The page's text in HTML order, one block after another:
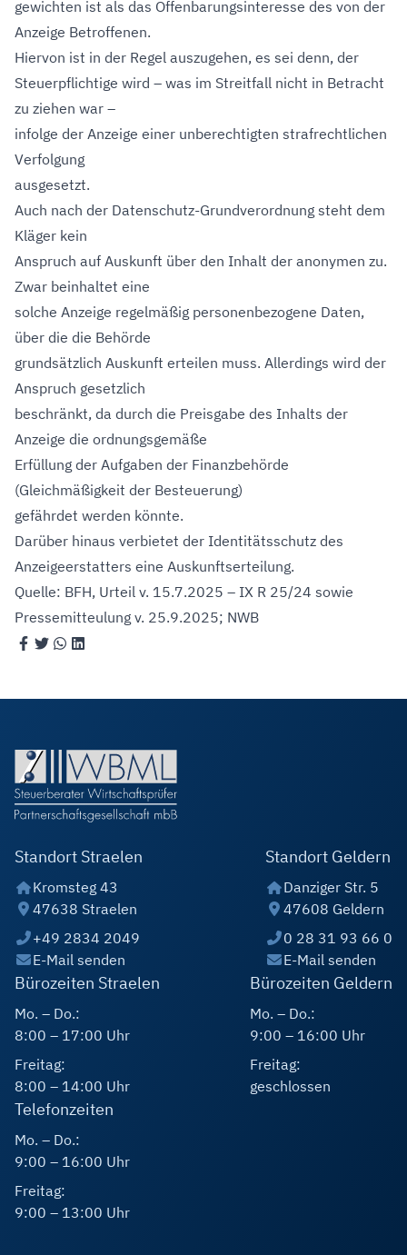
gewichten ist als das Offenbarungsinteresse des von der
Anzeige Betroffenen.
Hiervon ist in der Regel auszugehen, es sei denn, der
Steuerpflichtige wird – was im Streitfall nicht in Betracht
zu ziehen war –
infolge der Anzeige einer unberechtigten strafrechtlichen
Verfolgung
ausgesetzt.
Auch nach der Datenschutz-Grundverordnung steht dem
Kläger kein
Anspruch auf Auskunft über den Inhalt der anonymen zu.
Zwar beinhaltet eine
solche Anzeige regelmäßig personenbezogene Daten,
über die die Behörde
grundsätzlich Auskunft erteilen muss. Allerdings wird der
Anspruch gesetzlich
beschränkt, da durch die Preisgabe des Inhalts der
Anzeige die ordnungsgemäße
Erfüllung der Aufgaben der Finanzbehörde
(Gleichmäßigkeit der Besteuerung)
gefährdet werden könnte.
Darüber hinaus verbietet der Identitätsschutz des
Anzeigeerstatters eine Auskunftserteilung.
Quelle: BFH, Urteil v. 15.7.2025 – IX R 25/24 sowie
Pressemitteulung v. 25.9.2025; NWB
Standort Straelen
Kromsteg 43
47638 Straelen
+49 2834 2049
E-Mail senden
Standort Geldern
Danziger Str. 5
47608 Geldern
0 28 31 93 66 0
E-Mail senden
Bürozeiten Straelen
Mo. – Do.:
8:00 – 17:00 Uhr
Freitag:
8:00 – 14:00 Uhr
Bürozeiten Geldern
Mo. – Do.:
9:00 – 16:00 Uhr
Freitag:
geschlossen
Telefonzeiten
Mo. – Do.:
9:00 – 16:00 Uhr
Freitag:
9:00 – 13:00 Uhr